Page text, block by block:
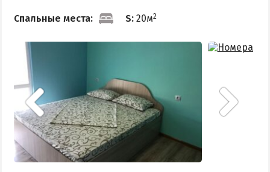
Развлечения в Приморске
Проезд в Приморск
ОТЕЛИ И БАЗЫ ОТДЫХА ПРИМОРСКА
Ясная поляна
Набережное
Борисовский спуск
Спальные места: S: 20м2